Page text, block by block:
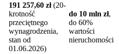
191 257,60 zł(20-
krotność
przeciętnego
wynagrodzenia,
stan od
01.06.2026)
do 10 mln zł,
do 60%
wartości
nieruchomości